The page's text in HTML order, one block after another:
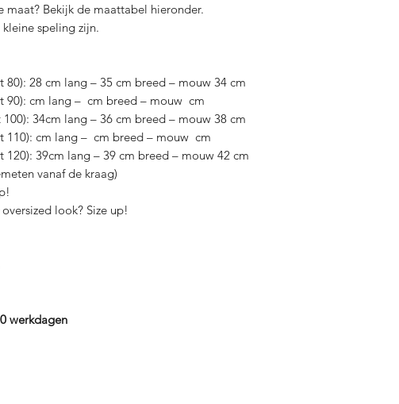
maat? Bekijk de maattabel hieronder.
speling zijn.
80): 28 cm lang – 35 cm breed – mouw 34 cm
90): cm lang – cm breed – mouw cm
34cm lang – 36 cm breed – mouw 38 cm
110): cm lang – cm breed – mouw cm
120): 39cm lang – 39 cm breed – mouw 42 cm
vanaf de kraag)
look? Size up!
werkdagen